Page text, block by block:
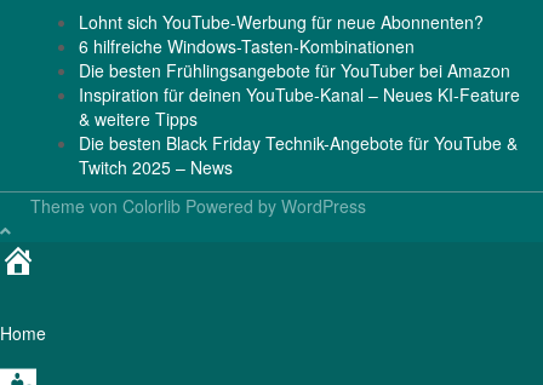
Lohnt sich YouTube-Werbung für neue Abonnenten?
6 hilfreiche Windows-Tasten-Kombinationen
Die besten Frühlingsangebote für YouTuber bei Amazon
Inspiration für deinen YouTube-Kanal – Neues KI-Feature
& weitere Tipps
Die besten Black Friday Technik-Angebote für YouTube &
Twitch 2025 – News
Theme von Colorlib Powered by WordPress
Home